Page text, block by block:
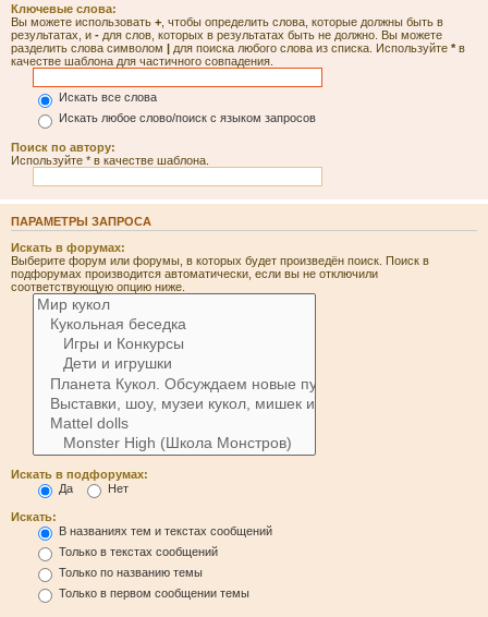
Ключевые слова:
Вы можете использовать + , чтобы определить слова, которые должны быть в
результатах, и - для слов, которых в результатах быть не должно. Вы можете
разделить слова символом | для поиска любого слова из списка. Используйте *в
качестве шаблона для частичного совпадения.
Искать все слова
Искать любое слово/поиск с языком запросов
Поиск по автору:
Используйте * в качестве шаблона.
ПАРАМЕТРЫ ЗАПРОСА
Искать в форумах:
Выберите форум или форумы, в которых будет произведён поиск. Поиск в
подфорумах производится автоматически, если вы не отключили
соответствующую опцию ниже.
Искать в подфорумах:
Да
Нет
Искать:
В названиях тем и текстах сообщений
Только в текстах сообщений
Только по названию темы
Только в первом сообщении темы